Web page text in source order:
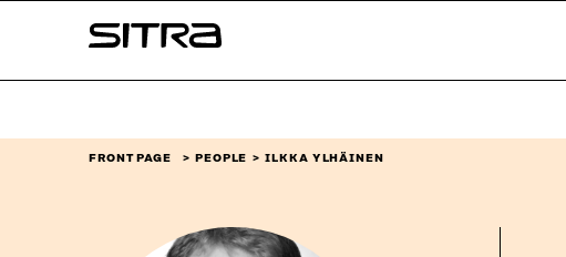
↓
Sitra
FRONT PAGE PEOPLE ILKKA YLHÄINEN